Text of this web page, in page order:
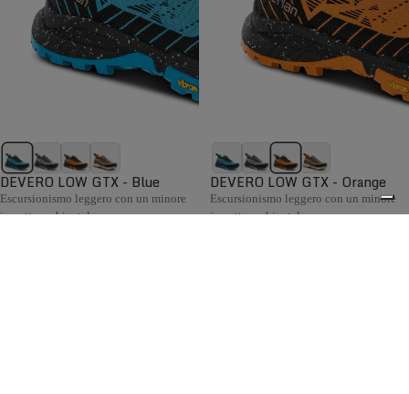
DEVERO LOW GTX - Blue
Escursionismo leggero con un minore
impatto ambientale.
DEVERO LOW GTX - Orange
Escursionismo leggero con un minore
impatto ambientale.